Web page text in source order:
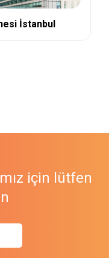
İstanbul
için lütfen